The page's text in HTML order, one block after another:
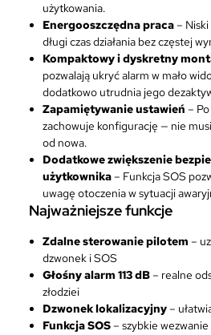
użytkowania.
Energooszczędna praca –
długi czas działania bez częstej
Kompaktowy i dyskretny
pozwalają ukryć alarm w mało
dodatkowo utrudnia jego
Zapamiętywanie ustawień –
zachowuje konfigurację — nie
od nowa.
Dodatkowe zwiększenie
użytkownika – Funkcja SOS
uwagę otoczenia w sytuacji
Najważniejsze funkcje
Zdalne sterowanie pilotem –
dzwonek i SOS
Głośny alarm 113 dB – realne
złodziei
Dzwonek lokalizacyjny –
Funkcja SOS – szybkie